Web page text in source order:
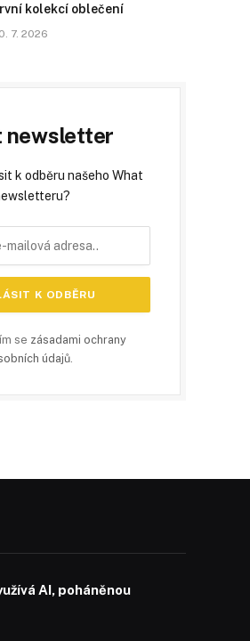
kolekcí oblečení
7. 2026
newsletter
k odběru našeho What
se zásadami ochrany
údajů
AI, poháněnou